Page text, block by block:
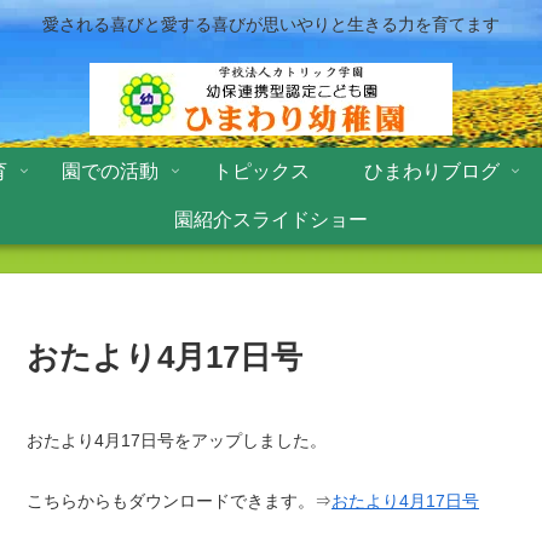
愛される喜びと愛する喜びが思いやりと生きる力を育てます
園での活動 トピックス ひまわりブログ
園紹介スライドショー
おたより4月17日号
おたより4月17日号をアップしました。
こちらからもダウンロードできます。⇒おたより4月17日号